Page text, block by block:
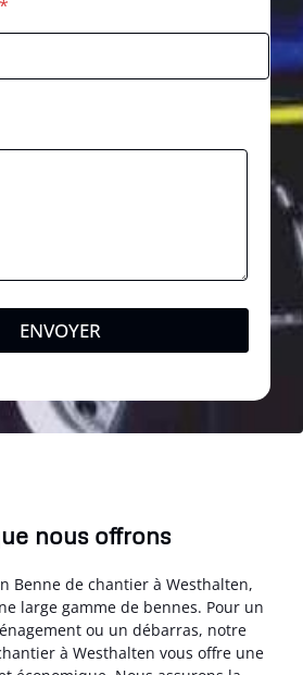
*
ENVOYER
nous offrons
Benne de chantier à Westhalten,
large gamme de bennes. Pour un
ou un débarras, notre
à Westhalten vous offre une